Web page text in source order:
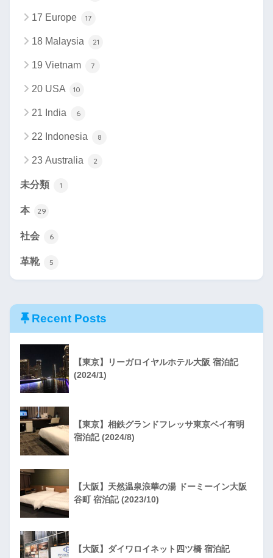
17 Europe 17
18 Malaysia 21
19 Vietnam 7
20 USA 10
21 India 6
22 Indonesia 8
23 Australia 2
未分類 1
本 29
社会 6
革靴 5
Recent Posts
【東京】リーガロイヤルホテル大阪 宿泊記
(2024/1)
【東京】相鉄グランドフレッサ東京ベイ有明
宿泊記 (2024/8)
【大阪】天然温泉浪華の湯 ドーミーイン大阪
谷町 宿泊記 (2023/10)
【大阪】ダイワロイネット四ツ橋 宿泊記